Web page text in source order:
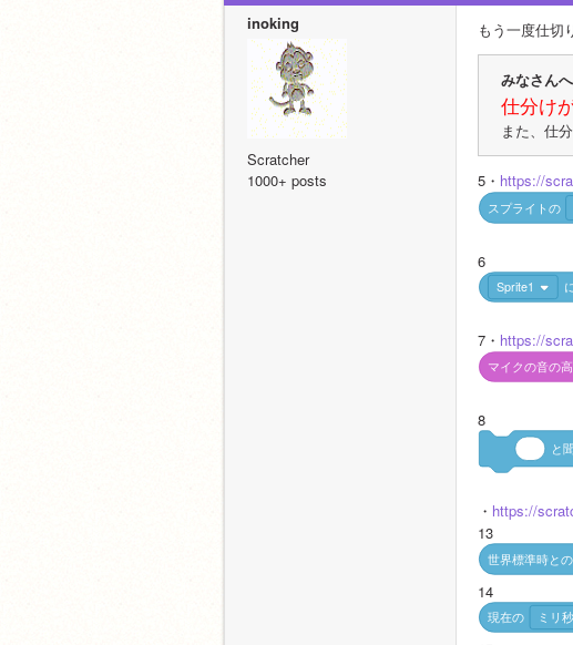
inoking
Scratcher
1000+ posts
もう一度仕切
みなさんへ
仕分け
また、仕
5・ https://
スプライトの
6
Sprite1
7・ https://
マイクの音の
8
と
・ https://
13
世界標準時と
14
現在の ミリ秒